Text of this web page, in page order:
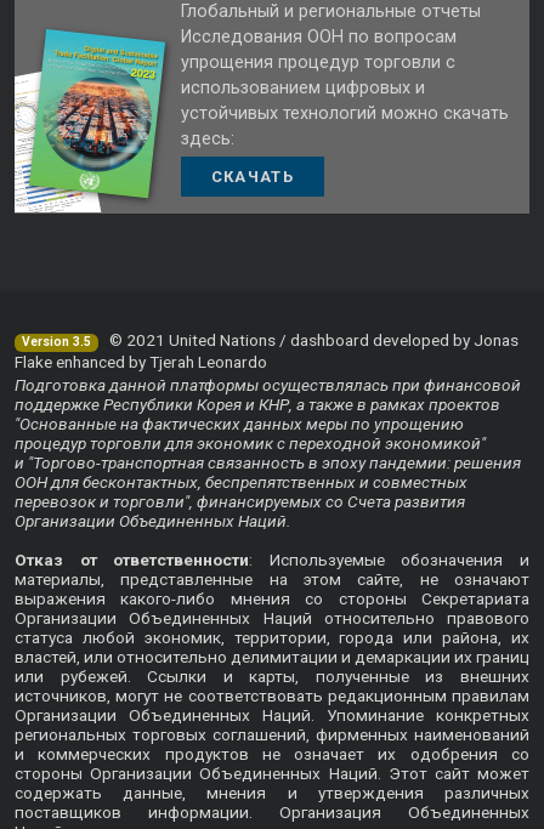
Глобальный и региональные отчеты
Исследования ООН по вопросам
упрощения процедур торговли с
использованием цифровых и
устойчивых технологий можно скачать
здесь:
СКАЧАТЬ
Version 3.5
© 2021 United Nations / dashboard developed by Jonas
Flake enhanced by Tjerah Leonardo
Подготовка данной платформы осуществлялась при финансовой
поддержке Республики Корея и КНР, а также в рамках проектов
"Основанные на фактических данных меры по упрощению
процедур торговли для экономик с переходной экономикой"
и "Торгово-транспортная связанность в эпоху пандемии: решения
ООН для бесконтактных, беспрепятственных и совместных
перевозок и торговли", финансируемых со Счета развития
Организации Объединенных Наций.
Отказ от ответственности: Используемые обозначения и
материалы, представленные на этом сайте, не означают
выражения какого-либо мнения со стороны Секретариата
Организации Объединенных Наций относительно правового
статуса любой экономик, территории, города или района, их
властей, или относительно делимитации и демаркации их границ
или рубежей. Ссылки и карты, полученные из внешних
источников, могут не соответствовать редакционным правилам
Организации Объединенных Наций. Упоминание конкретных
региональных торговых соглашений, фирменных наименований
и коммерческих продуктов не означает их одобрения со
стороны Организации Объединенных Наций. Этот сайт может
содержать данные, мнения и утверждения различных
поставщиков информации. Организация Объединенных